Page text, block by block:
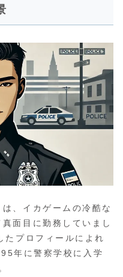
、イカゲームの冷酷な
面目に勤務していまし
たプロフィールによれ
年に警察学校に入学